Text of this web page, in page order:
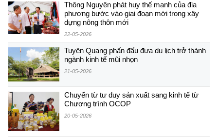
Thông Nguyên phát huy thế mạnh của địa
phương bước vào giai đoạn mới trong xây
dựng nông thôn mới
22-05-2026
Tuyên Quang phấn đấu đưa du lịch trở thành
ngành kinh tế mũi nhọn
21-05-2026
Chuyển từ tư duy sản xuất sang kinh tế từ
Chương trình OCOP
20-05-2026